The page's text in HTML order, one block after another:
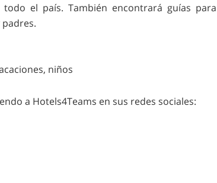
el país. También encontrará guías para
a Hotels4Teams en sus redes sociales: